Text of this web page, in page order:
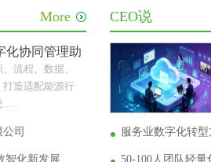
More
化协同管理助力能源企业转型升级
流程、数据、
打造适配能源行
. .
司
智化新发展
CEO说
服务业数字化转
50-100人团队轻